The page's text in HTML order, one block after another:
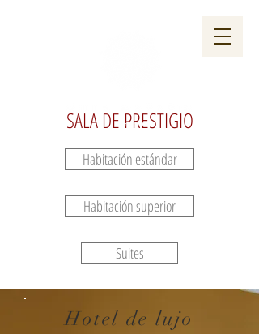
SALA DE PRESTIGIO
Habitación estándar
Habitación superior
Suites
Hotel de lujo